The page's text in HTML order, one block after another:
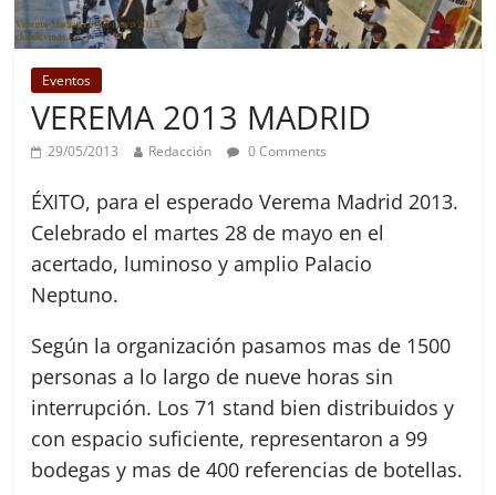
Eventos
VEREMA 2013 MADRID
29/05/2013 Redacción 0 Comments
ÉXITO, para el esperado Verema Madrid 2013.
Celebrado el martes 28 de mayo en el
acertado, luminoso y amplio Palacio
Neptuno.
Según la organización pasamos mas de 1500
personas a lo largo de nueve horas sin
interrupción. Los 71 stand bien distribuidos y
con espacio suficiente, representaron a 99
bodegas y mas de 400 referencias de botellas.